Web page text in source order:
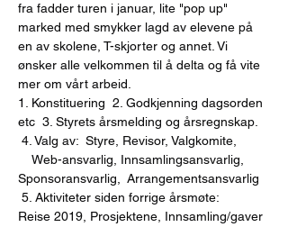
fra fadder turen i januar, lite "pop up"
marked med smykker lagd av elevene på
en av skolene, T-skjorter og annet. Vi
ønsker alle velkommen til å delta og få vite
mer om vårt arbeid.
1. Konstituering  2.	Godkjenning dagsorden
etc  3. Styrets årsmelding og årsregnskap.
4. Valg av:  Styre, Revisor, Valgkomite,
Web-ansvarlig, Innsamlingsansvarlig,
Sponsoransvarlig,  Arrangementsansvarlig
5. Aktiviteter siden forrige årsmøte:
Reise 2019, Prosjektene, Innsamling/gaver